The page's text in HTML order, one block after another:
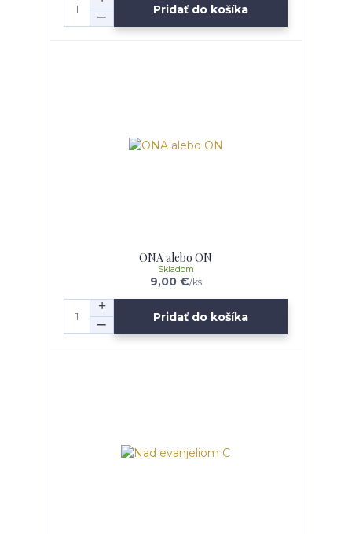
Pridať do košíka
ONA alebo ON
9,00 €/ks
Skladom
Pridať do košíka